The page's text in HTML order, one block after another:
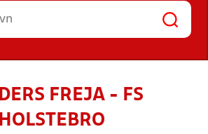
HOLD
FREJA - FS
HOLSTEBRO